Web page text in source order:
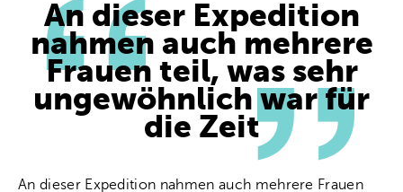
An dieser Expedition
nahmen auch mehrere
Frauen teil, was sehr
ungewöhnlich war für
die Zeit
An dieser Expedition nahmen auch mehrere Frauen